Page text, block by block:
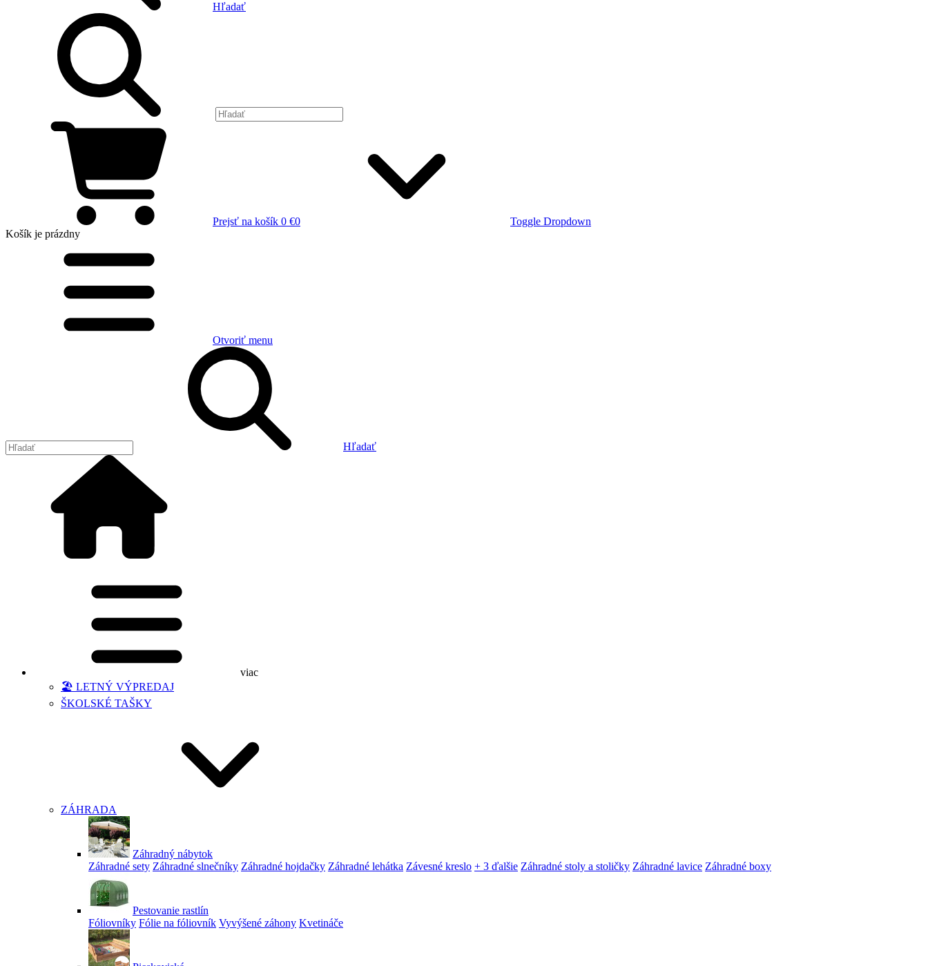
Hľadať
Prejsť na košík 0 €0
Toggle Dropdown
Košík je prázdny
Otvoriť menu
Hľadať
viac
🏖️ LETNÝ VÝPREDAJ
ŠKOLSKÉ TAŠKY
ZÁHRADA
Záhradný nábytok
Záhradné sety Záhradné slnečníky Záhradné hojdačky Záhradné lehátka Závesné kreslo + 3 ďalšie Záhradné stoly a stoličky Záhradné lavice Záhradné boxy
Pestovanie rastlín
Fóliovníky Fólie na fóliovník Vyvýšené záhony Kvetináče